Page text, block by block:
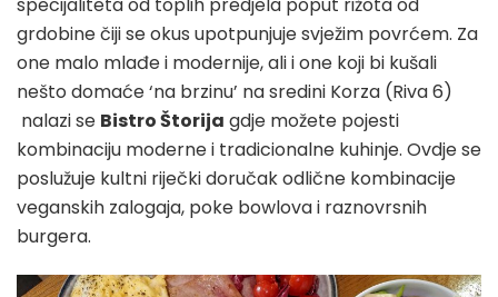
grdobine čiji se okus upotpunjuje svježim povrćem. Za
one malo mlađe i modernije, ali i one koji bi kušali
nešto domaće ‘na brzinu’ na sredini Korza (Riva 6)
nalazi se Bistro Štorija gdje možete pojesti
kombinaciju moderne i tradicionalne kuhinje. Ovdje se
poslužuje kultni riječki doručak odlične kombinacije
veganskih zalogaja, poke bowlova i raznovrsnih
burgera.